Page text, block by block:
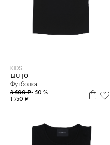
KIDS
LIU JO
Футболка
3 500 ₽- 50 %
1 750 ₽